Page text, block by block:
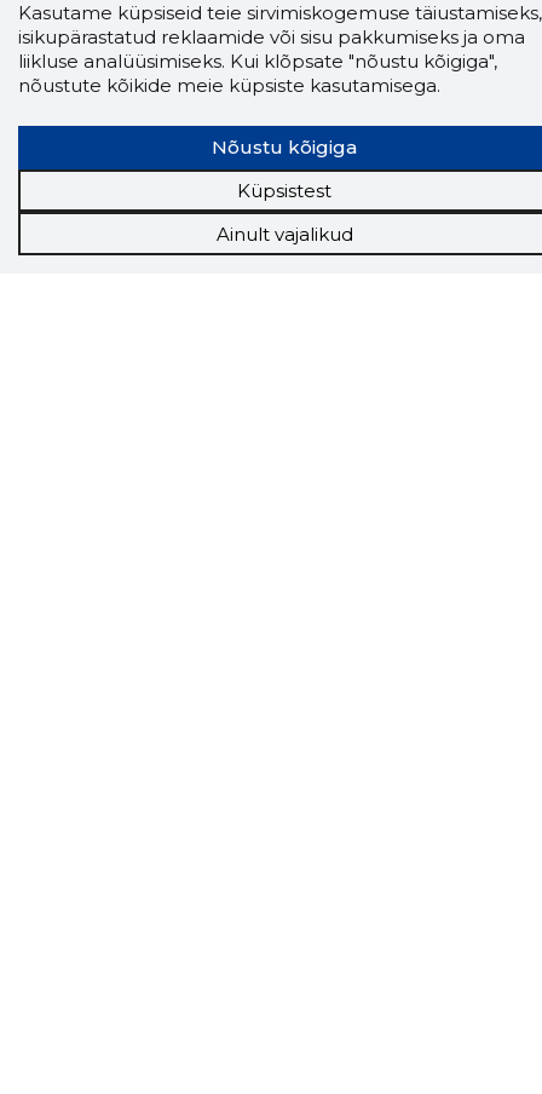
veebilehel Sa parajasti viibid ja kui usaldusväärne
see firma täna on.LAADI LAIENDUS ALLA
Näed helistaja tausta!Storybooki Äpp toob
SinuniOTSEKONTAKTID400 000 Eesti
ettevõtte ja isikute kohta (juhid, ametnikud).
Andmed on rikastatud maksevõime ja
Kasutame küpsiseid teie sirvimiskogemuse täiustamiseks,
isikupärastatud reklaamide või sisu pakkumiseks ja oma
liikluse analüüsimiseks. Kui klõpsate "nõustu kõigiga",
nõustute kõikide meie küpsiste kasutamisega.
Nõustu kõigiga
Küpsistest
Ainult vajalikud